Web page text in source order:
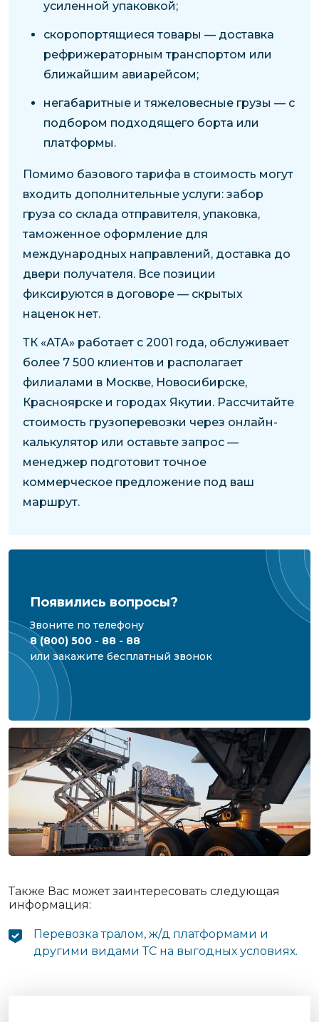
усиленной упаковкой;
скоропортящиеся товары — доставка
рефрижераторным транспортом или
ближайшим авиарейсом;
негабаритные и тяжеловесные грузы — с
подбором подходящего борта или
платформы.
Помимо базового тарифа в стоимость могут
входить дополнительные услуги: забор
груза со склада отправителя, упаковка,
таможенное оформление для
международных направлений, доставка до
двери получателя. Все позиции
фиксируются в договоре — скрытых
наценок нет.
ТК «АТА» работает с 2001 года, обслуживает
более 7 500 клиентов и располагает
филиалами в Москве, Новосибирске,
Красноярске и городах Якутии. Рассчитайте
стоимость грузоперевозки через онлайн-
калькулятор или оставьте запрос —
менеджер подготовит точное
коммерческое предложение под ваш
маршрут.
Появились вопросы?
Звоните по телефону
8 (800) 500 - 88 - 88
или закажите бесплатный звонок
Также Вас может заинтересовать следующая
информация:
Перевозка тралом, ж/д платформами и
другими видами ТС на выгодных условиях.